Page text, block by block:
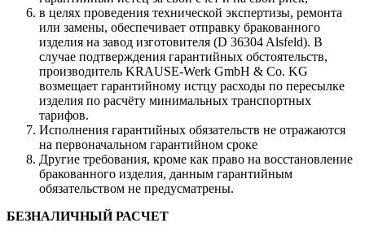
в целях проведения технической экспертизы, ремонта
или замены, обеспечивает отправку бракованного
изделия на завод изготовителя (D 36304 Alsfeld). В
случае подтверждения гарантийных обстоятельств,
производитель KRAUSE-Werk GmbH & Со. KG
возмещает гарантийному истцу расходы по пересылке
изделия по расчёту минимальных транспортных
тарифов.
Исполнения гарантийных обязательств не отражаются
на первоначальном гарантийном сроке
Другие требования, кроме как право на восстановление
бракованного изделия, данным гарантийным
обязательством не предусматрены.
БЕЗНАЛИЧНЫЙ РАСЧЕТ